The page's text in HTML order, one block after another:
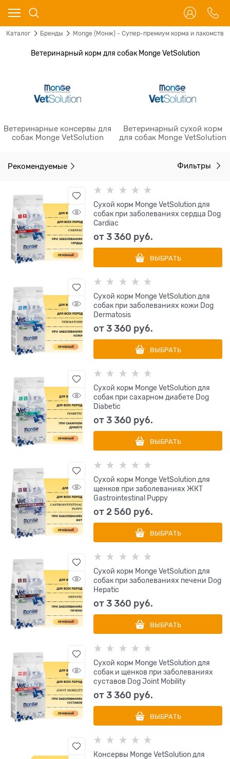
Каталог Бренды Monge (Монж) - Супер-премиум корма и лакомства
Ветеринарный корм для собак Monge VetSolution
Ветеринарные консервы для
собак Monge VetSolution
Ветеринарный сухой корм
для собак Monge VetSolution
Рекомендуемые Фильтры
Сухой корм Monge VetSolution для
собак при заболеваниях сердца Dog
Cardiac
от3 360 руб.
ВЫБРАТЬ
Сухой корм Monge VetSolution для
собак при заболеваниях кожи Dog
Dermatosis
от3 360 руб.
ВЫБРАТЬ
Сухой корм Monge VetSolution для
собак при сахарном диабете Dog
Diabetic
от3 360 руб.
ВЫБРАТЬ
Сухой корм Monge VetSolution для
щенков при заболеваниях ЖКТ
Gastrointestinal Puppy
от2 560 руб.
ВЫБРАТЬ
Сухой корм Monge VetSolution для
собак при заболеваниях печени Dog
Hepatic
от3 360 руб.
ВЫБРАТЬ
Сухой корм Monge VetSolution для
собак и щенков при заболеваниях
суставов Dog Joint Mobility
от3 360 руб.
ВЫБРАТЬ
Консервы Monge VetSolution для